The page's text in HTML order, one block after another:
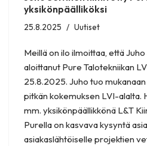
yksikönpäälliköksi
25.8.2025 Uutiset
Meillä on ilo ilmoittaa, että
aloittanut Pure Talotekniikan
25.8.2025. Juho tuo
pitkän kokemuksen LVI-alalta.
mm. yksikönpäällikkönä L&T
Purella on kasvava kysyntä
asiakaslähtöiselle projektien